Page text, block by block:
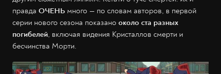
правда ОЧЕНЬ много — по словам авторов, в первой
серии нового сезона показано около ста разных
погибелей, включая видения Кристаллов смерти и
бесчинства Морти.